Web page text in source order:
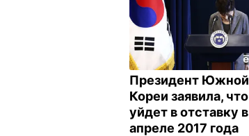
Президент Южной
Кореи заявила, что
уйдет в отставку в
апреле 2017 года